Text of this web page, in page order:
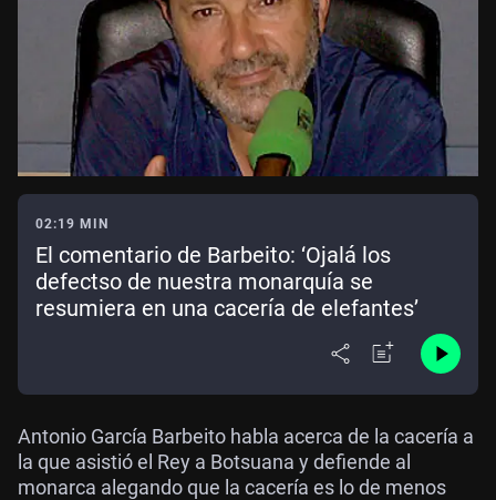
02:19 MIN
El comentario de Barbeito: ‘Ojalá los
defectso de nuestra monarquía se
resumiera en una cacería de elefantes’
Antonio García Barbeito habla acerca de la cacería a
la que asistió el Rey a Botsuana y defiende al
monarca alegando que la cacería es lo de menos